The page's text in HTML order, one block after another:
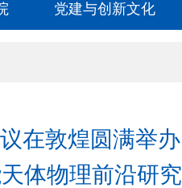
党建与创新文化
在敦煌圆满举办
体物理前沿研究